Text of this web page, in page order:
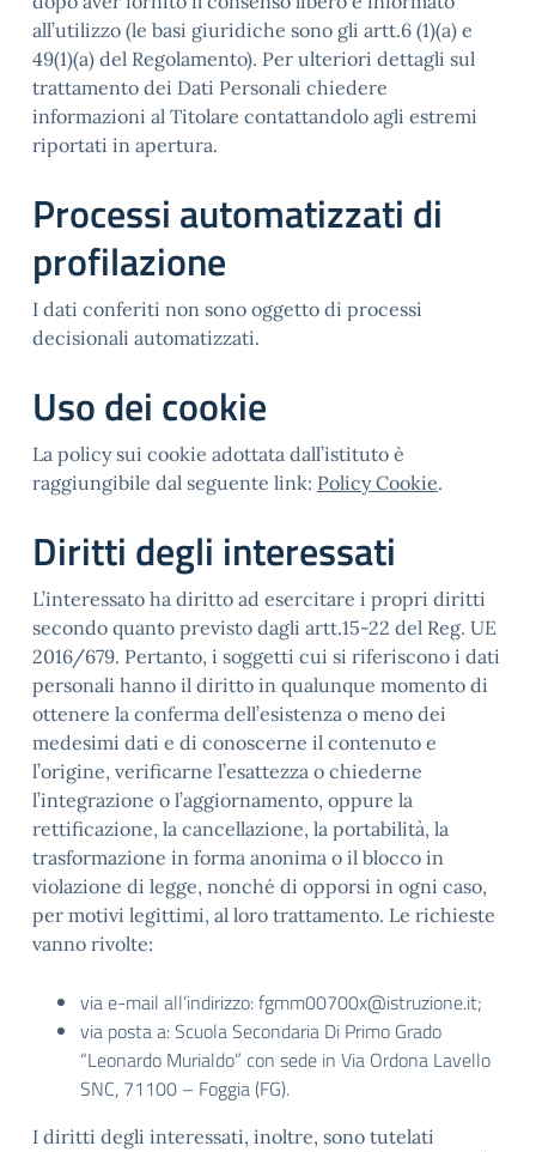
all’utilizzo (le basi giuridiche sono gli artt.6 (1)(a) e
49(1)(a) del Regolamento). Per ulteriori dettagli sul
trattamento dei Dati Personali chiedere
informazioni al Titolare contattandolo agli estremi
riportati in apertura.
Processi automatizzati di
profilazione
I dati conferiti non sono oggetto di processi
decisionali automatizzati.
Uso dei cookie
La policy sui cookie adottata dall’istituto è
raggiungibile dal seguente link: Policy Cookie.
Diritti degli interessati
L’interessato ha diritto ad esercitare i propri diritti
secondo quanto previsto dagli artt.15-22 del Reg. UE
2016/679. Pertanto, i soggetti cui si riferiscono i dati
personali hanno il diritto in qualunque momento di
ottenere la conferma dell’esistenza o meno dei
medesimi dati e di conoscerne il contenuto e
l’origine, verificarne l’esattezza o chiederne
l’integrazione o l’aggiornamento, oppure la
rettificazione, la cancellazione, la portabilità, la
trasformazione in forma anonima o il blocco in
violazione di legge, nonché di opporsi in ogni caso,
per motivi legittimi, al loro trattamento. Le richieste
vanno rivolte:
via e-mail all’indirizzo: fgmm00700x@istruzione.it;
via posta a: Scuola Secondaria Di Primo Grado
“Leonardo Murialdo” con sede in Via Ordona Lavello
SNC, 71100 – Foggia (FG).
I diritti degli interessati, inoltre, sono tutelati